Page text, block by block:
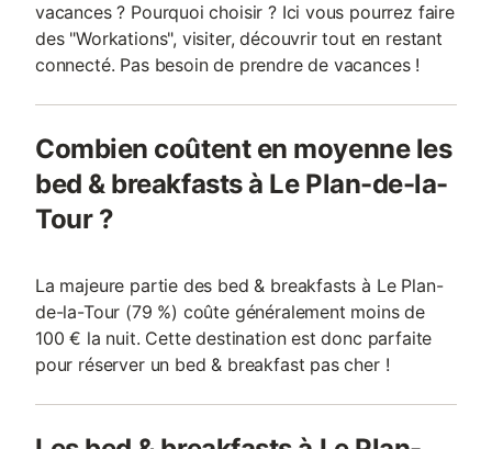
vacances ? Pourquoi choisir ? Ici vous pourrez faire
des "Workations", visiter, découvrir tout en restant
connecté. Pas besoin de prendre de vacances !
Combien coûtent en moyenne les
bed & breakfasts à Le Plan-de-la-
Tour ?
La majeure partie des bed & breakfasts à Le Plan-
de-la-Tour (79 %) coûte généralement moins de
100 € la nuit. Cette destination est donc parfaite
pour réserver un bed & breakfast pas cher !